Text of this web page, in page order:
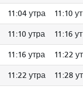
11:04 утра 11:10
11:10 утра 11:16
11:16 утра 11:22
11:22 утра 11:28